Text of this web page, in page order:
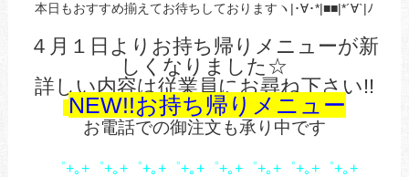
本日もおすすめ揃えてお待ちしておりますヽ|･∀･*|■■|*´∀`|ﾉ
４月１日よりお持ち帰りメニューが新
しくなりました☆
詳しい内容は従業員にお尋ね下さい!!
NEW!!お持ち帰りメニュー
お電話での御注文も承り中です
゜+｡+゜+｡+゜+｡+゜+｡+゜+｡+゜+｡+゜+｡+゜+｡+